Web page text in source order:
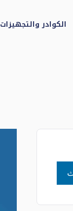
الكوادر والتجهيزات